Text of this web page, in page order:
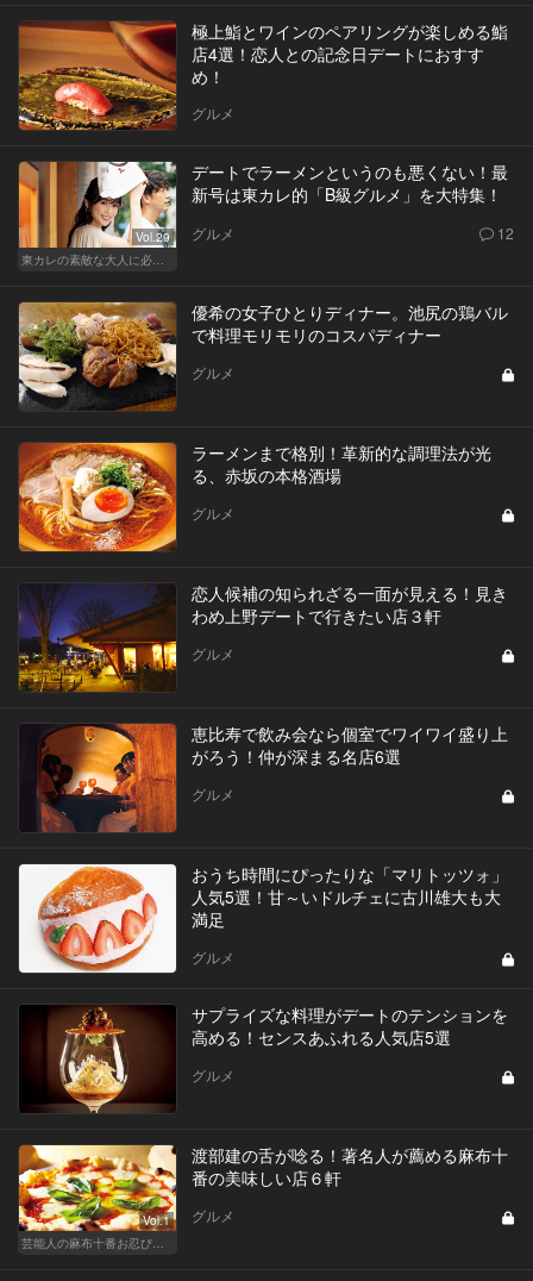
極上鮨とワインのペアリングが楽しめる鮨
店4選！恋人との記念日デートにおすす
め！
グルメ
Vol.29
デートでラーメンというのも悪くない！最
新号は東カレ的「B級グルメ」を大特集！
グルメ 12
優希の女子ひとりディナー。池尻の鶏バル
で料理モリモリのコスパディナー
グルメ
ラーメンまで格別！革新的な調理法が光
る、赤坂の本格酒場
グルメ
恋人候補の知られざる一面が見える！見き
わめ上野デートで行きたい店３軒
グルメ
恵比寿で飲み会なら個室でワイワイ盛り上
がろう！仲が深まる名店6選
グルメ
おうち時間にぴったりな「マリトッツォ」
人気5選！甘～いドルチェに古川雄大も大
満足
グルメ
サプライズな料理がデートのテンションを
高める！センスあふれる人気店5選
グルメ
Vol.1
渡部建の舌が唸る！著名人が薦める麻布十
番の美味しい店６軒
グルメ